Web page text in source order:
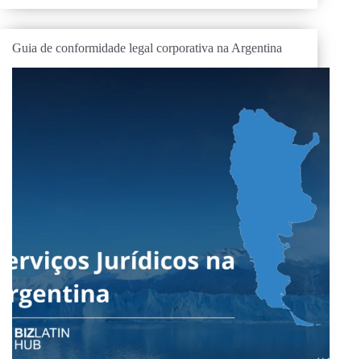
Guia de conformidade legal corporativa na Argentina